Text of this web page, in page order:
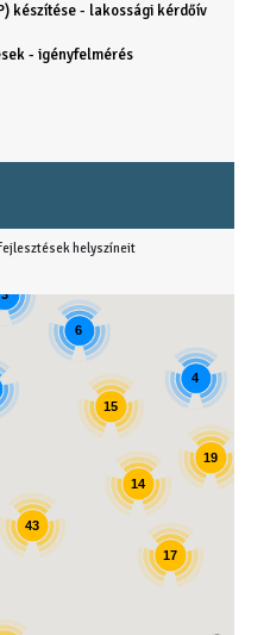
készítése - lakossági kérdőív
- igényfelmérés
helyszíneit
17
43
19
15
4
6
3
14